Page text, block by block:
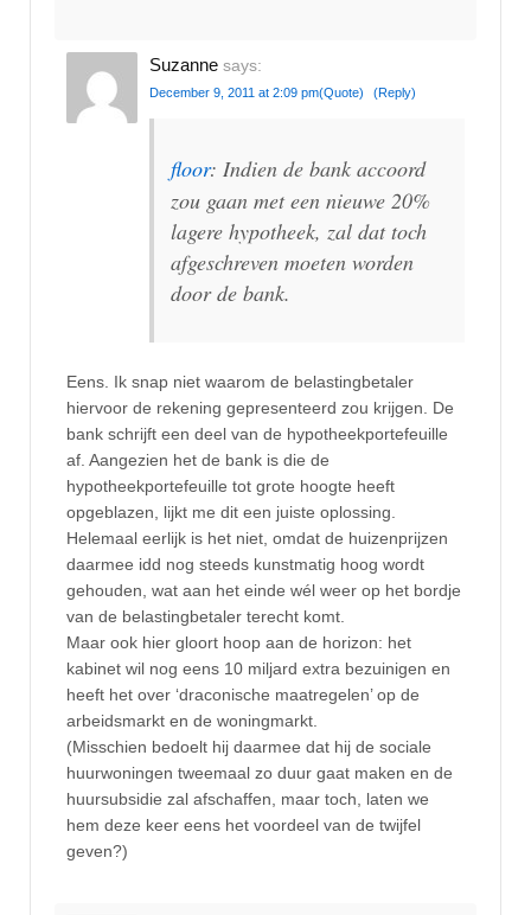
Suzanne says:
December 9, 2011 at 2:09 pm(Quote) (Reply)
floor: Indien de bank accoord
zou gaan met een nieuwe 20%
lagere hypotheek, zal dat toch
afgeschreven moeten worden
door de bank.
Eens. Ik snap niet waarom de belastingbetaler
hiervoor de rekening gepresenteerd zou krijgen. De
bank schrijft een deel van de hypotheekportefeuille
af. Aangezien het de bank is die de
hypotheekportefeuille tot grote hoogte heeft
opgeblazen, lijkt me dit een juiste oplossing.
Helemaal eerlijk is het niet, omdat de huizenprijzen
daarmee idd nog steeds kunstmatig hoog wordt
gehouden, wat aan het einde wél weer op het bordje
van de belastingbetaler terecht komt.
Maar ook hier gloort hoop aan de horizon: het
kabinet wil nog eens 10 miljard extra bezuinigen en
heeft het over ‘draconische maatregelen’ op de
arbeidsmarkt en de woningmarkt.
(Misschien bedoelt hij daarmee dat hij de sociale
huurwoningen tweemaal zo duur gaat maken en de
huursubsidie zal afschaffen, maar toch, laten we
hem deze keer eens het voordeel van de twijfel
geven?)